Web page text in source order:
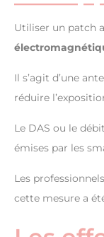
Utiliser un patch
Il s’agit d’une
réduire
Le DAS ou le
émises par les
Les
cette mesure a